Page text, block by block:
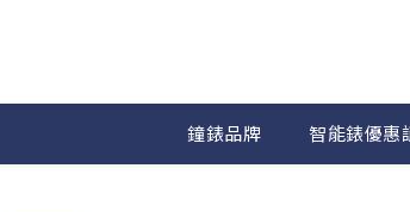
鐘錶品牌 智能錶優惠